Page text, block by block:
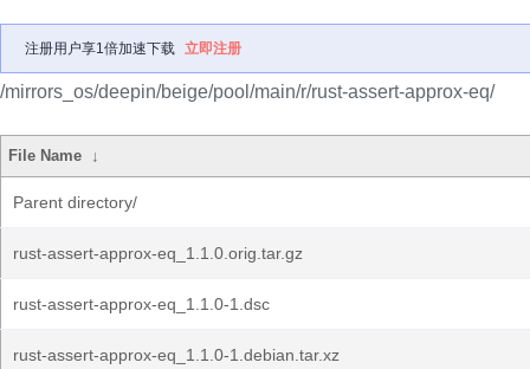
注册用户享1倍加速下载 立即注册
/mirrors_os/deepin/beige/pool/main/r/rust-assert-approx-eq/
File Name ↓
Parent directory/
rust-assert-approx-eq_1.1.0.orig.tar.gz
rust-assert-approx-eq_1.1.0-1.dsc
rust-assert-approx-eq_1.1.0-1.debian.tar.xz